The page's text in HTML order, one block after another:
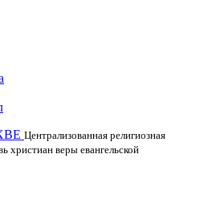
Централизованная религиозная
христиан веры евангельской